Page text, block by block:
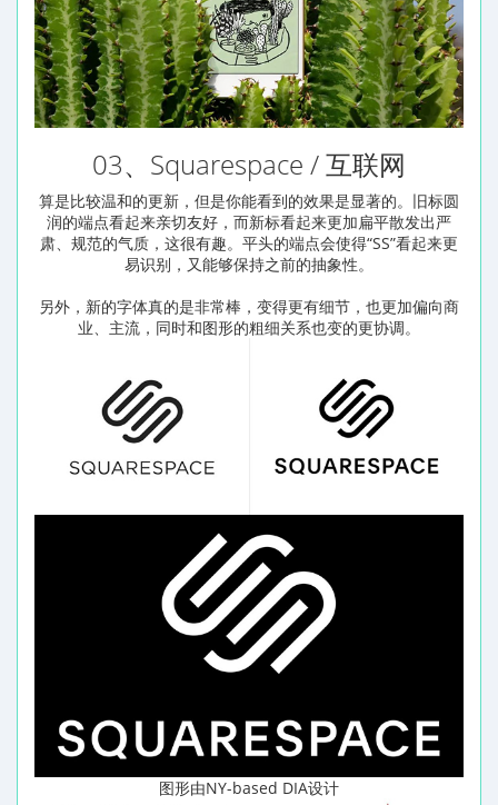
03、Squarespace / 互联网
算是比较温和的更新，但是你能看到的效果是显著的。旧标圆
润的端点看起来亲切友好，而新标看起来更加扁平散发出严
肃、规范的气质，这很有趣。平头的端点会使得“SS”看起来更
易识别，又能够保持之前的抽象性。
另外，新的字体真的是非常棒，变得更有细节，也更加偏向商
业、主流，同时和图形的粗细关系也变的更协调。
图形由NY-based DIA设计